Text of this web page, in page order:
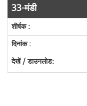
33-मंडी